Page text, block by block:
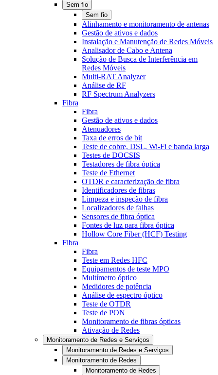
Sem fio
Sem fio
Alinhamento e monitoramento de antenas
Gestão de ativos e dados
Instalação e Manutenção de Redes Móveis
Analisador de Cabo e Antena
Solução de Busca de Interferência em
Redes Móveis
Multi-RAT Analyzer
Análise de RF
RF Spectrum Analyzers
Fibra
Fibra
Gestão de ativos e dados
Atenuadores
Taxa de erros de bit
Teste de cobre, DSL, Wi-Fi e banda larga
Testes de DOCSIS
Testadores de fibra óptica
Teste de Ethernet
OTDR e caracterização de fibra
Identificadores de fibras
Limpeza e inspeção de fibra
Localizadores de falhas
Sensores de fibra óptica
Fontes de luz para fibra óptica
Hollow Core Fiber (HCF) Testing
Fibra
Fibra
Teste em Redes HFC
Equipamentos de teste MPO
Multímetro óptico
Medidores de potência
Análise de espectro óptico
Teste de OTDR
Teste de PON
Monitoramento de fibras ópticas
Ativação de Redes
Monitoramento de Redes e Serviços
Monitoramento de Redes e Serviços
Monitoramento de Redes
Monitoramento de Redes